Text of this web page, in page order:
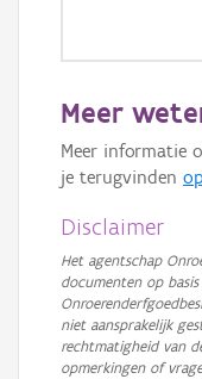
Meer
Meer informatie
je terugvinden
Disclaimer
Het agentschap
documenten op
niet aansprakelijk
rechtmatigheid van
opmerkingen of